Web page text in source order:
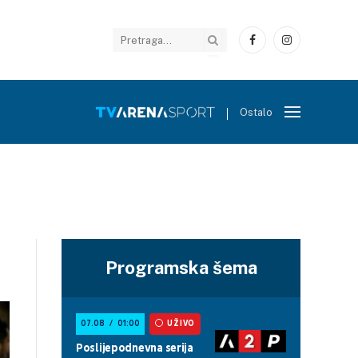
FacebookInstagram
Ostalo
Programska šema